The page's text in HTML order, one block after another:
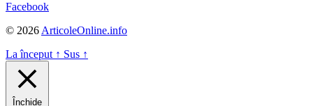
Facebook
© 2026 ArticoleOnline.info
La început ↑ Sus ↑
Închide